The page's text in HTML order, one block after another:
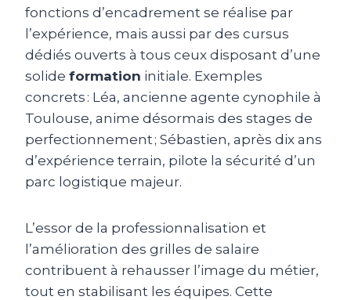
fonctions d’encadrement se réalise par
l’expérience, mais aussi par des cursus
dédiés ouverts à tous ceux disposant d’une
solide formation initiale. Exemples
concrets : Léa, ancienne agente cynophile à
Toulouse, anime désormais des stages de
perfectionnement ; Sébastien, après dix ans
d’expérience terrain, pilote la sécurité d’un
parc logistique majeur.
L’essor de la professionnalisation et
l’amélioration des grilles de salaire
contribuent à rehausser l’image du métier,
tout en stabilisant les équipes. Cette